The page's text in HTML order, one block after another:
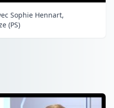
Sophie Hennart,
(PS)